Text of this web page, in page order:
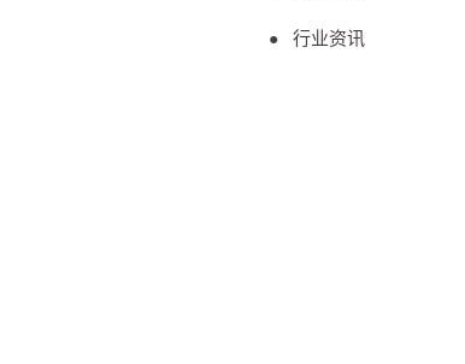
●行业资讯